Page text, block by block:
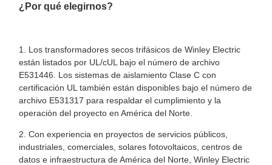
¿Por qué elegirnos?
1. Los transformadores secos trifásicos de Winley Electric
están listados por UL/cUL bajo el número de archivo
E531446. Los sistemas de aislamiento Clase C con
certificación UL también están disponibles bajo el número de
archivo E531317 para respaldar el cumplimiento y la
operación del proyecto en América del Norte.
2. Con experiencia en proyectos de servicios públicos,
industriales, comerciales, solares fotovoltaicos, centros de
datos e infraestructura de América del Norte, Winley Electric